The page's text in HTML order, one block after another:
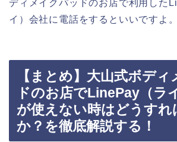
ディメイクパッドのお店で利用した
イ）会社に電話をするといいですよ。
【まとめ】大山式ボディ
ドのお店でLinePay（ラ
が使えない時はどうすれ
か？を徹底解説する！